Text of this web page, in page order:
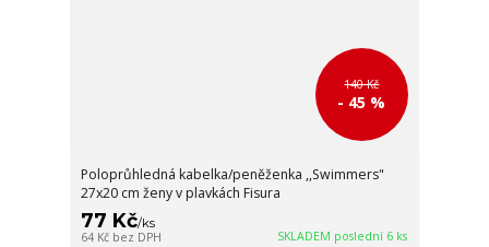
140 Kč
- 45 %
Poloprůhledná kabelka/peněženka ,,Swimmers"
27x20 cm ženy v plavkách Fisura
77 Kč/ks
64 Kč bez DPH SKLADEM poslední 6 ks